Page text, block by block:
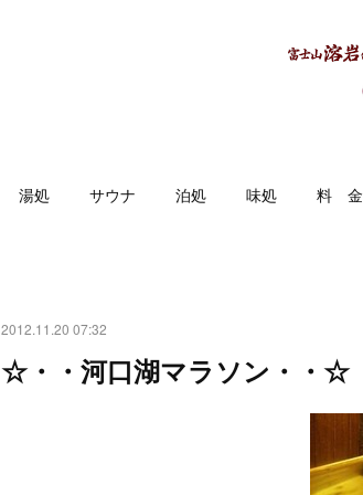
湯処 サウナ 泊処 味処 料 金
2012.11.20 07:32
☆・・河口湖マラソン・・☆